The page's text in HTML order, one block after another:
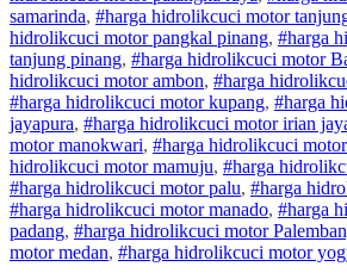
samarinda, #harga hidrolikcuci motor
hidrolikcuci motorpangkal pinang, #harga
tanjung pinang, #harga hidrolikcuci motor
hidrolikcuci motorambon, #harga hidrolik
#harga hidrolikcuci motorkupang, #harga
jayapura, #harga hidrolikcuci motoririan
motormanokwari, #harga hidrolikcuci motor
hidrolikcuci motormamuju, #harga hidrolik
#harga hidrolikcuci motorpalu, #harga
#harga hidrolikcuci motormanado, #harga
padang, #harga hidrolikcuci motor
motormedan, #harga hidrolikcuci motor